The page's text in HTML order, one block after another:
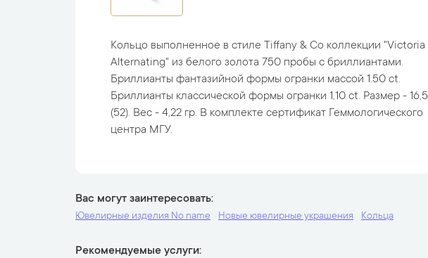
Кольцо выполненное в стиле Tiffany & Co коллекции "Victoria
Alternating" из белого золота 750 пробы с бриллиантами.
Бриллианты фантазийной формы огранки массой 1.50 ct.
Бриллианты классической формы огранки 1,10 ct. Размер - 16,5
(52). Вес - 4,22 гр. В комплекте сертификат Геммологического
центра МГУ.
Вас могут заинтересовать
Ювелирные изделия No name Новые ювелирные украшения Кольца
Рекомендуемые услуги